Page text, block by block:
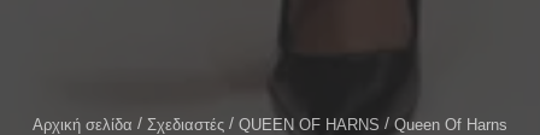
Αρχική σελίδα Σχεδιαστές QUEEN OF HARNS
Queen Of Harns